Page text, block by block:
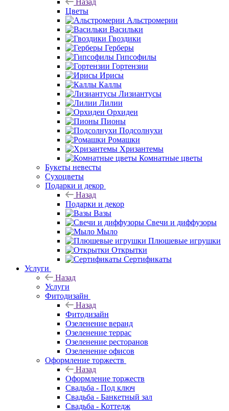
Назад
Цветы
Альстромерии
Васильки
Гвоздики
Герберы
Гипсофилы
Гортензии
Ирисы
Каллы
Лизиантусы
Лилии
Орхидеи
Пионы
Подсолнухи
Ромашки
Хризантемы
Комнатные цветы
Букеты невесты
Сухоцветы
Подарки и декор
Назад
Подарки и декор
Вазы
Свечи и диффузоры
Мыло
Плюшевые игрушки
Открытки
Сертификаты
Услуги
Назад
Услуги
Фитодизайн
Назад
Фитодизайн
Озеленение веранд
Озеленение террас
Озеленение ресторанов
Озеленение офисов
Оформление торжеств
Назад
Оформление торжеств
Свадьба - Под ключ
Свадьба - Банкетный зал
Свадьба - Коттедж